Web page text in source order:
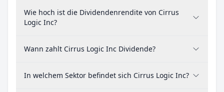
Wie hoch ist die Dividendenrendite von Cirrus
Logic Inc?
Wann zahlt Cirrus Logic Inc Dividende?
In welchem Sektor befindet sich Cirrus Logic Inc?